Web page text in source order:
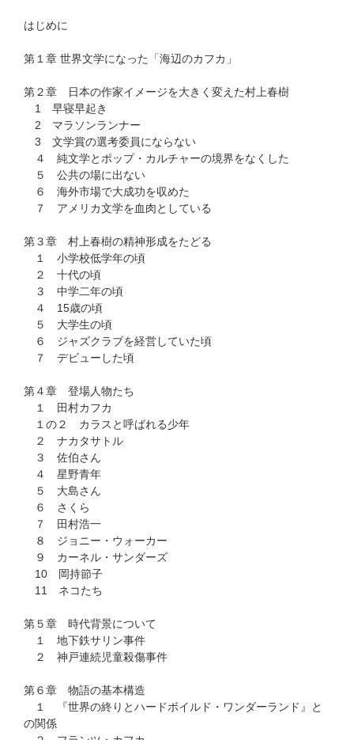
はじめに
第１章 世界文学になった「海辺のカフカ」
第２章 日本の作家イメージを大きく変えた村上春樹
1 早寝早起き
2 マラソンランナー
3 文学賞の選考委員にならない
４ 純文学とポップ・カルチャーの境界をなくした
５ 公共の場に出ない
６ 海外市場で大成功を収めた
７ アメリカ文学を血肉としている
第３章 村上春樹の精神形成をたどる
１ 小学校低学年の頃
２ 十代の頃
３ 中学二年の頃
４ 15歳の頃
５ 大学生の頃
６ ジャズクラブを経営していた頃
７ デビューした頃
第４章 登場人物たち
１ 田村カフカ
１の２ カラスと呼ばれる少年
２ ナカタサトル
３ 佐伯さん
４ 星野青年
５ 大島さん
６ さくら
７ 田村浩一
８ ジョニー・ウォーカー
９ カーネル・サンダーズ
10 岡持節子
11 ネコたち
第５章 時代背景について
１ 地下鉄サリン事件
２ 神戸連続児童殺傷事件
第６章 物語の基本構造
１ 『世界の終りとハードボイルド・ワンダーランド』と
の関係